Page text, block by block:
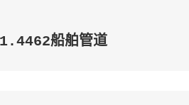
船舶管道